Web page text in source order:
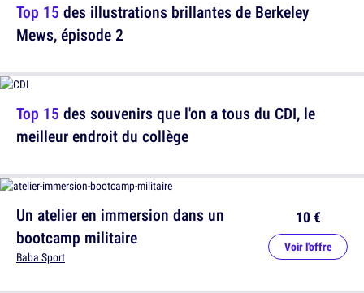
Top 15 des illustrations brillantes de Berkeley
Mews, épisode 2
Un atelier en immersion dans un
bootcamp militaire
Baba Sport
10 €
Voir l'offre
Top 15 des souvenirs que l'on a tous du CDI, le
meilleur endroit du collège